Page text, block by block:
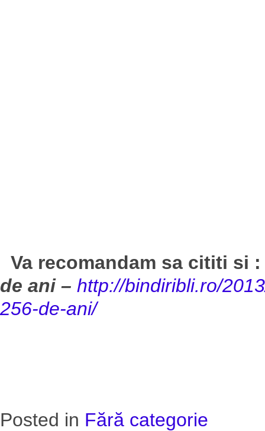
Va recomandam sa cititi si
de ani – http://bindiribli.ro/
256-de-ani/
Posted in Fără categorie